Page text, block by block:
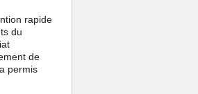
rapide
du
de
permis